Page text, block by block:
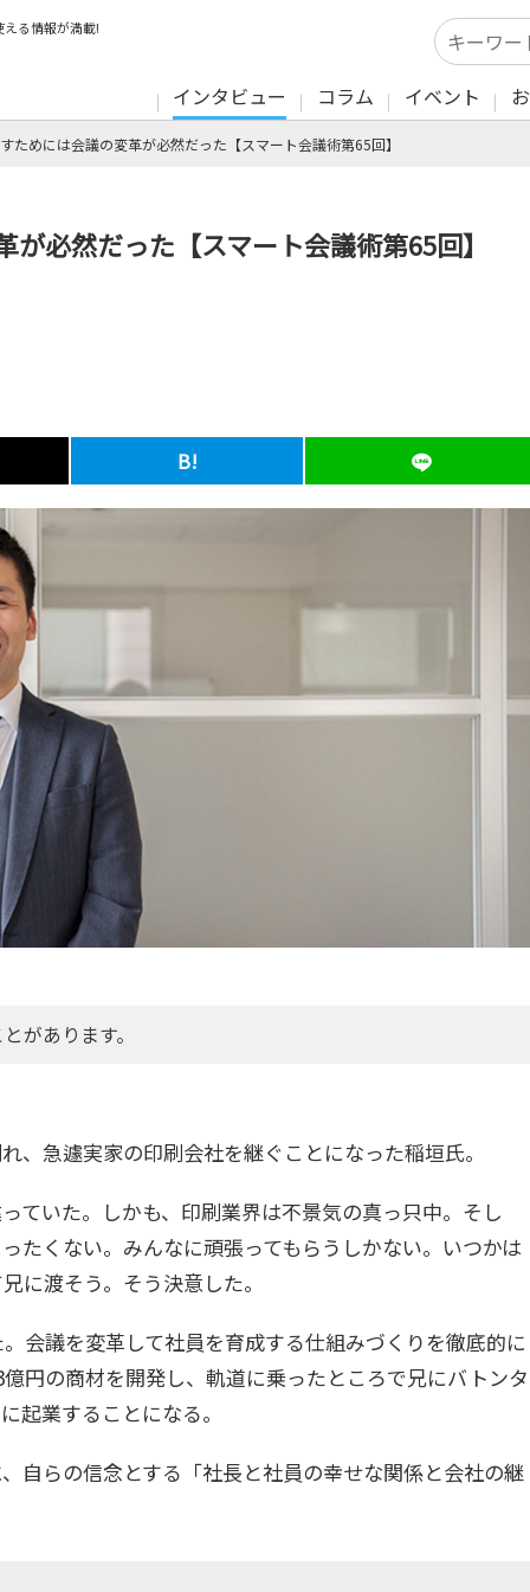
る情報が満載!
インタビュー コラム イベント
ためには会議の変革が必然だった【スマート会議術第65回】
必然だった【スマート会議術第65回】
B!
があります。
、急遽実家の印刷会社を継ぐことになった稲垣氏。
ていた。しかも、印刷業界は不景気の真っ只中。そし
たくない。みんなに頑張ってもらうしかない。いつかは
に渡そう。そう決意した。
会議を変革して社員を育成する仕組みづくりを徹底的に
円の商材を開発し、軌道に乗ったところで兄にバトンタ
起業することになる。
自らの信念とする「社長と社員の幸せな関係と会社の継